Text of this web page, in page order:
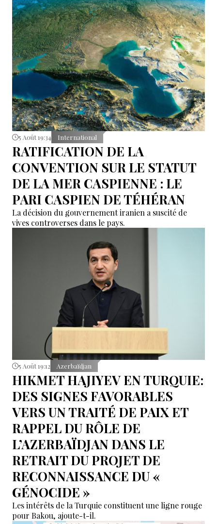
5 Août 19:34 International
RATIFICATION DE LA
CONVENTION SUR LE STATUT
DE LA MER CASPIENNE : LE
PARI CASPIEN DE TÉHÉRAN
La décision du gouvernement iranien a suscité de
vives controverses dans le pays.
5 Août 19:12 Azerbaïdjan
HIKMET HAJIYEV EN TURQUIE:
DES SIGNES FAVORABLES
VERS UN TRAITÉ DE PAIX ET
RAPPEL DU RÔLE DE
L’AZERBAÏDJAN DANS LE
RETRAIT DU PROJET DE
RECONNAISSANCE DU «
GÉNOCIDE »
Les intérêts de la Turquie constituent une ligne rouge
pour Bakou, ajoute-t-il.